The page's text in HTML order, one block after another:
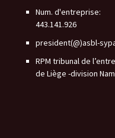
Num. d'entreprise:
443.141.926
president(@)asbl-
RPM tribunal de
de Liège -division